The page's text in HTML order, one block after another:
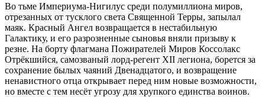
Во тьме Империума-Нигилус среди полумиллиона миров,
отрезанных от тусклого света Священной Терры, запылал
маяк. Красный Ангел возвращается в нестабильную
Галактику, и его разрозненные сыновья вняли призыву к
резне. На борту флагмана Пожирателей Миров Коссолакс
Отрёкшийся, самозваный лорд-регент XII легиона, борется за
сохранение былых чаяний Двенадцатого, и возвращение
ненавистного отца открывает перед ним новые возможности,
но вместе с тем несёт угрозу для хрупкого единства воинов.